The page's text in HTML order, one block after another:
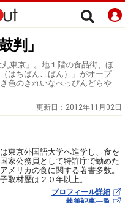
判」
東京」。地１階の食品街、ほ
はちばんこばん）」がオープ
色のきれいなべっぴんどらや
更新日： 2012年11月02日
東京外国語大学へ進学し、食を
家公務員として特許庁で勤めた
メリカの食に関する著書多数。
取材歴は２０年以上。
プロフィール詳細